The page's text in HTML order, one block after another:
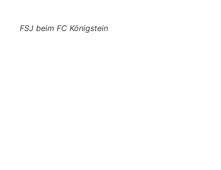
FSJ beim FC Königstein